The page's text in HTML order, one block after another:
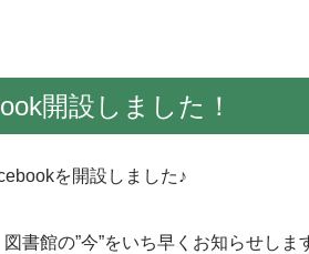
開設しました！
を開設しました♪
書館の”今”をいち早くお知らせしま